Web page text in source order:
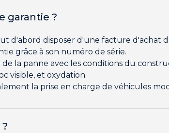
garantie ?
d'abord disposer d'une facture d'achat
grâce à son numéro de série.
la panne avec les conditions du
visible, et oxydation.
la prise en charge de véhicules